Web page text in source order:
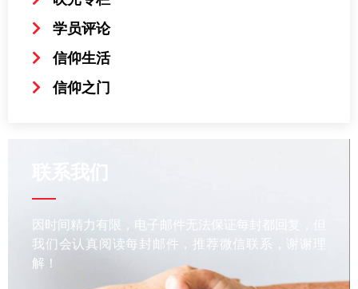
学员评论
信仰生活
信仰之门
因时间精力有限，电子邮件无法保证每封都回复，但
我们会认真阅读每封邮件，推荐微信联系，谢谢理
解！